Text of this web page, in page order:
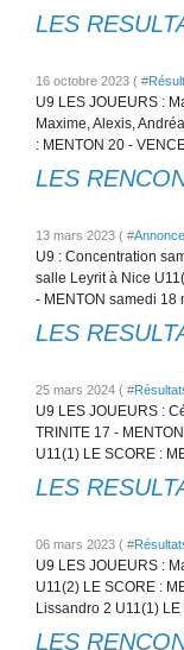
LES
16 octobre 2023 ( #
U9 LES JOUEURS :
Maxime, Alexis,
: MENTON 20 -
LES
13 mars 2023 ( #
U9 : Concentration
salle Leyrit à Nice
- MENTON samedi 18
LES
25 mars 2024 ( #
U9 LES JOUEURS :
TRINITE 17 -
U11(1) LE SCORE :
LES
06 mars 2023 ( #
U9 LES JOUEURS :
U11(2) LE SCORE :
Lissandro 2 U11(1)
LES